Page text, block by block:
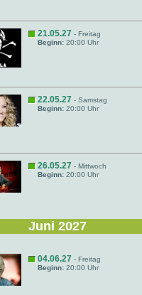
21.05.27 - Freitag
Beginn: 20:00 Uhr
22.05.27 - Samstag
Beginn: 20:00 Uhr
26.05.27 - Mittwoch
Beginn: 20:00 Uhr
Juni 2027
04.06.27 - Freitag
Beginn: 20:00 Uhr